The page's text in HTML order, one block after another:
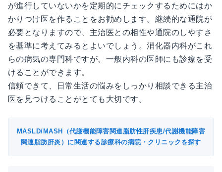
が進行していないかを定期的にチェックするためにはか
かりつけ医を作ることをお勧めします。継続的な通院が
必要となりますので、主治医との相性や通院のしやすさ
を基準に考えてみるとよいでしょう。消化器内科がこれ
らの病気の専門科ですが、一般内科の医師にも診療を受
けることができます。
信頼できて、日常生活の悩みをしっかり相談できる主治
医を見つけることがとても大切です。
MASLD/MASH（代謝機能障害関連脂肪性肝疾患/代謝機能障害
関連脂肪肝炎）に関連する診療科の病院・クリニックを探す